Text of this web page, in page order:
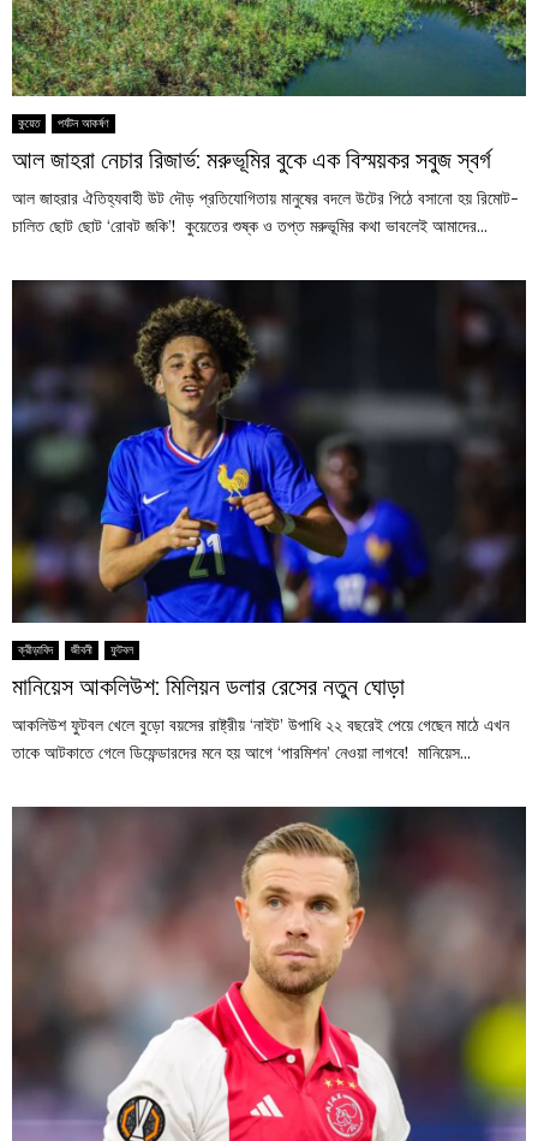
কুয়েত পর্যটন আকর্ষণ
আল জাহরা নেচার রিজার্ভ: মরুভূমির বুকে এক বিস্ময়কর সবুজ স্বর্গ
আল জাহরার ঐতিহ্যবাহী উট দৌড় প্রতিযোগিতায় মানুষের বদলে উটের পিঠে বসানো হয় রিমোট-
চালিত ছোট ছোট ‘রোবট জকি’! কুয়েতের শুষ্ক ও তপ্ত মরুভূমির কথা ভাবলেই আমাদের...
ক্রীড়াবিদ জীবনী ফুটবল
মানিয়েস আকলিউশ: মিলিয়ন ডলার রেসের নতুন ঘোড়া
আকলিউশ ফুটবল খেলে বুড়ো বয়সের রাষ্ট্রীয় ‘নাইট’ উপাধি ২২ বছরেই পেয়ে গেছেন মাঠে এখন
তাকে আটকাতে গেলে ডিফেন্ডারদের মনে হয় আগে ‘পারমিশন’ নেওয়া লাগবে! মানিয়েস...